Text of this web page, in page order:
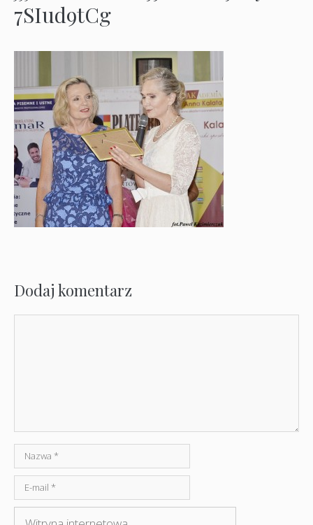
7SIud9tCg
Dodaj komentarz
Nazwa
mail